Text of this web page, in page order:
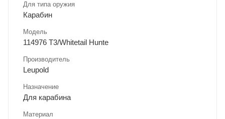
Для типа оружия
Карабин
Модель
114976 T3/Whitetail Hunte
Производитель
Leupold
Назначение
Для карабина
Материал